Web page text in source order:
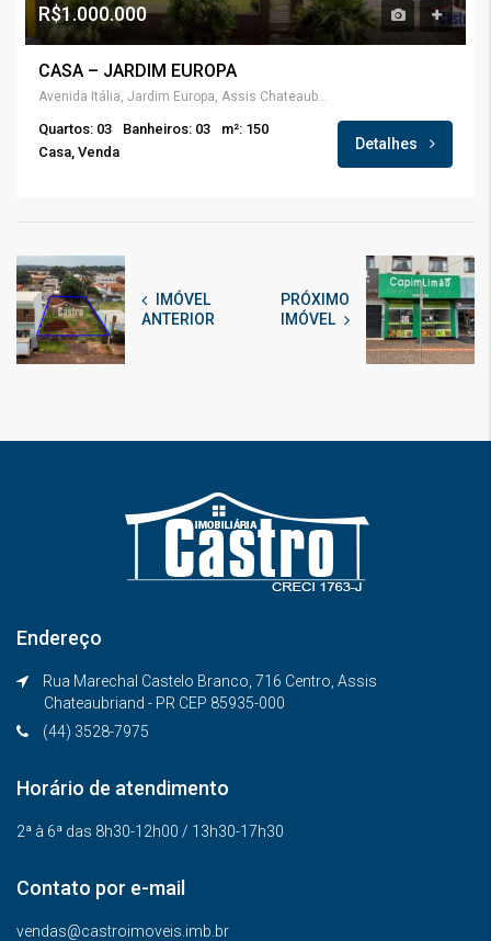
R$1.000.000
CASA – JARDIM EUROPA
Quartos: 03 Banheiros: 03
m²: 150
Casa, Venda
Detalhes
IMÓVEL
ANTERIOR
PRÓXIMO
IMÓVEL
Endereço
Rua Marechal Castelo Branco, 716 Centro, Assis
Chateaubriand - PR CEP 85935-000
(44) 3528-7975
Horário de atendimento
2ª à 6ª das 8h30-12h00 / 13h30-17h30
Contato por e-mail
vendas@castroimoveis.imb.br